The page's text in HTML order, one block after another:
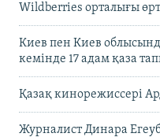
Wildberries орталығы
Киев пен Киев
кемінде 17 адам қаза
Қазақ кинорежиссері
Журналист Динара